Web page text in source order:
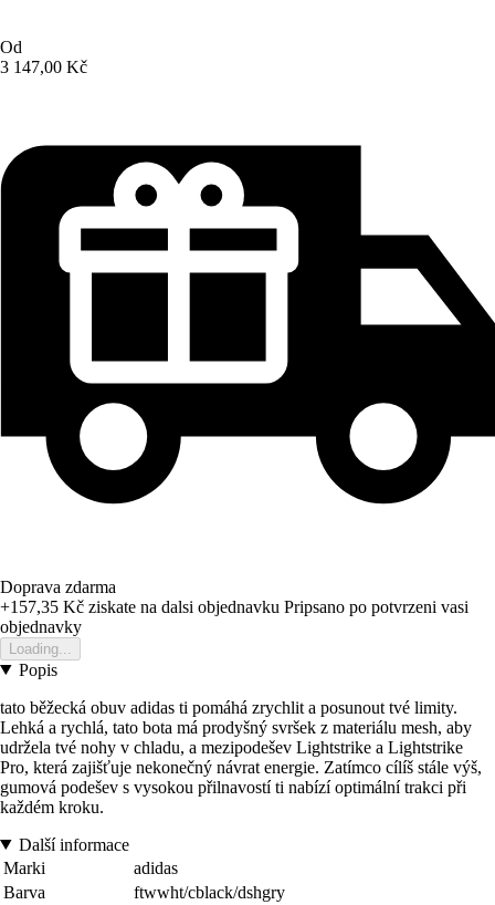
Od
3 147,00 Kč
Doprava zdarma
+157,35 Kč ziskate na dalsi objednavku Pripsano po potvrzeni vasi
objednavky
Loading...
Popis
tato běžecká obuv adidas ti pomáhá zrychlit a posunout tvé limity.
Lehká a rychlá, tato bota má prodyšný svršek z materiálu mesh, aby
udržela tvé nohy v chladu, a mezipodešev Lightstrike a Lightstrike
Pro, která zajišťuje nekonečný návrat energie. Zatímco cílíš stále výš,
gumová podešev s vysokou přilnavostí ti nabízí optimální trakci při
každém kroku.
Další informace
Marki
adidas
Barva
ftwwht/cblack/dshgry